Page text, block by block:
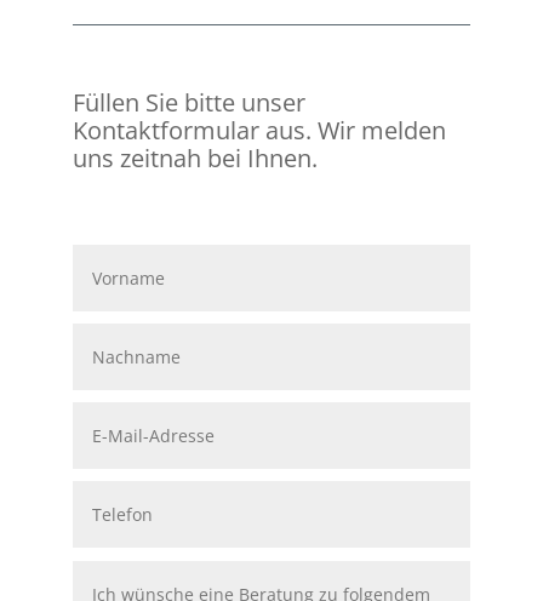
Füllen Sie bitte unser
Kontaktformular aus. Wir melden
uns zeitnah bei Ihnen.